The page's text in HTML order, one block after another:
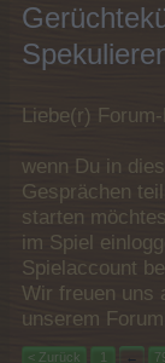
Liebe(r)
wenn Du in
Gesprächen
starten
im Spiel
Spielaccount
Wir freuen uns
unserem
< Zurück 1 ←